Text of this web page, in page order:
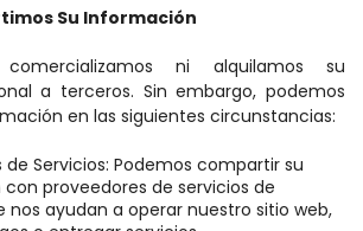
Su Información
ni alquilamos su
a terceros. Sin embargo, podemos
en las siguientes circunstancias:
de Servicios: Podemos compartir su
proveedores de servicios de
nos ayudan a operar nuestro sitio web,